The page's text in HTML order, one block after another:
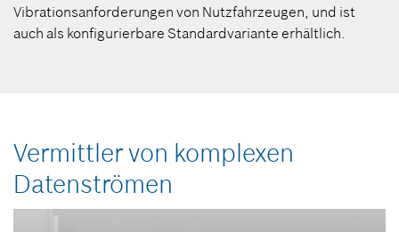
Vibrationsanforderungen von Nutzfahrzeugen, und ist
auch als konfigurierbare Standardvariante erhältlich.
Vermittler von komplexen
Datenströmen